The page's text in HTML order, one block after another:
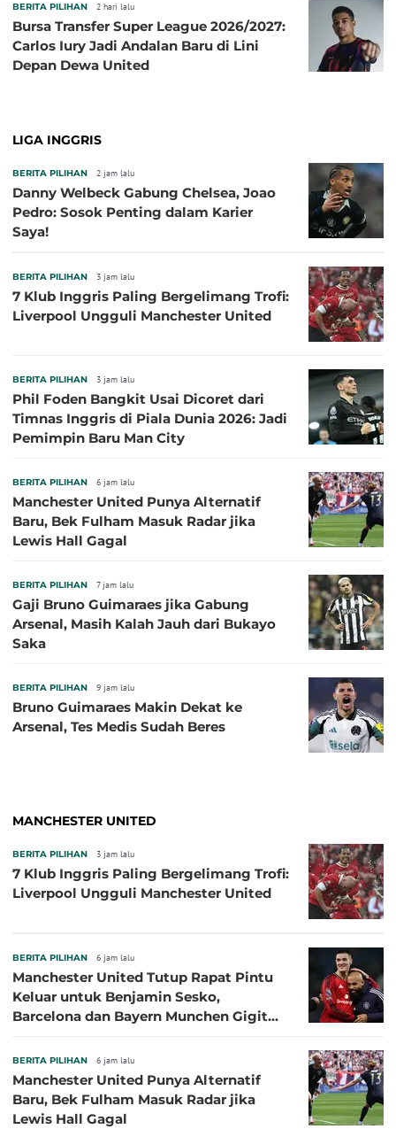
BERITA PILIHAN 2 hari lalu
Bursa Transfer Super League 2026/2027:
Carlos Iury Jadi Andalan Baru di Lini
Depan Dewa United
LIGA INGGRIS
BERITA PILIHAN 2 jam lalu
Danny Welbeck Gabung Chelsea, Joao
Pedro: Sosok Penting dalam Karier
Saya!
BERITA PILIHAN 3 jam lalu
7 Klub Inggris Paling Bergelimang Trofi:
Liverpool Ungguli Manchester United
BERITA PILIHAN 3 jam lalu
Phil Foden Bangkit Usai Dicoret dari
Timnas Inggris di Piala Dunia 2026: Jadi
Pemimpin Baru Man City
BERITA PILIHAN 6 jam lalu
Manchester United Punya Alternatif
Baru, Bek Fulham Masuk Radar jika
Lewis Hall Gagal
BERITA PILIHAN 7 jam lalu
Gaji Bruno Guimaraes jika Gabung
Arsenal, Masih Kalah Jauh dari Bukayo
Saka
BERITA PILIHAN 9 jam lalu
Bruno Guimaraes Makin Dekat ke
Arsenal, Tes Medis Sudah Beres
MANCHESTER UNITED
BERITA PILIHAN 3 jam lalu
7 Klub Inggris Paling Bergelimang Trofi:
Liverpool Ungguli Manchester United
BERITA PILIHAN 6 jam lalu
Manchester United Tutup Rapat Pintu
Keluar untuk Benjamin Sesko,
Barcelona dan Bayern Munchen Gigit
BERITA PILIHAN 6 jam lalu
Manchester United Punya Alternatif
Baru, Bek Fulham Masuk Radar jika
Lewis Hall Gagal